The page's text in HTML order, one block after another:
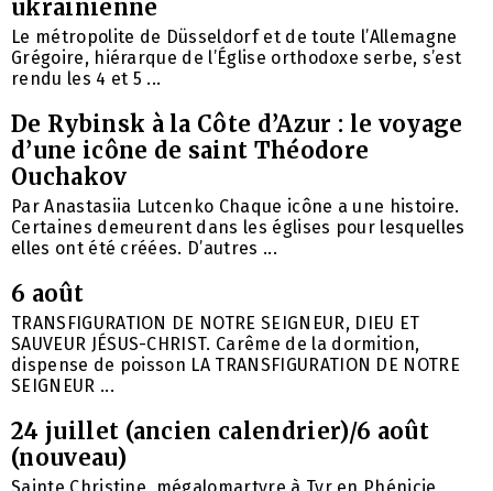
ukrainienne
Le métropolite de Düsseldorf et de toute l’Allemagne
Grégoire, hiérarque de l’Église orthodoxe serbe, s’est
rendu les 4 et 5 ...
De Rybinsk à la Côte d’Azur : le voyage
d’une icône de saint Théodore
Ouchakov
Par Anastasiia Lutcenko Chaque icône a une histoire.
Certaines demeurent dans les églises pour lesquelles
elles ont été créées. D’autres ...
6 août
TRANSFIGURATION DE NOTRE SEIGNEUR, DIEU ET
SAUVEUR JÉSUS-CHRIST. Carême de la dormition,
dispense de poisson LA TRANSFIGURATION DE NOTRE
SEIGNEUR ...
24 juillet (ancien calendrier)/6 août
(nouveau)